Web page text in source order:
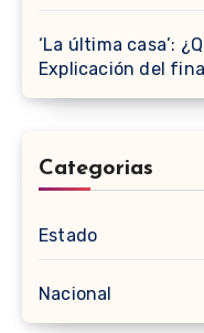
‘La última casa’:
Explicación del
Categorias
Estado
Nacional